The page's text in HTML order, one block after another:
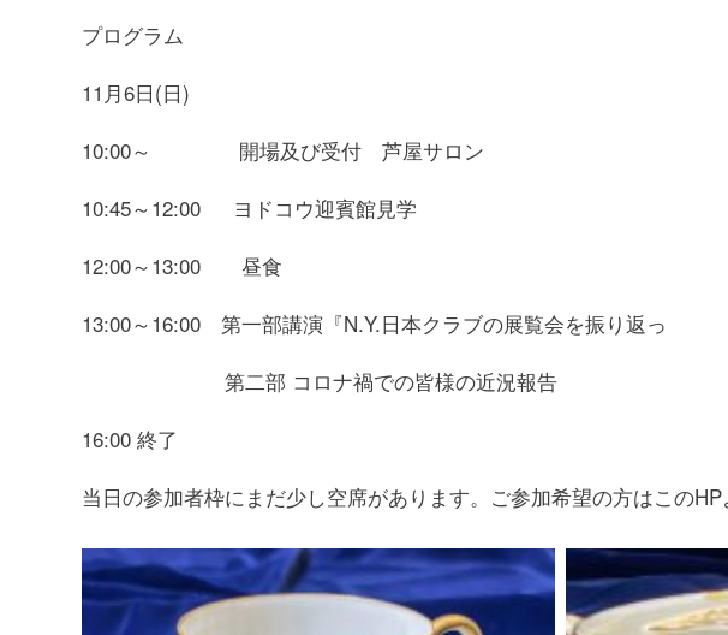
プログラム
11月6日(日)
10:00～ 開場及び受付 芦屋サロン
10:45～12:00 ヨドコウ迎賓館見学
12:00～13:00 昼食
13:00～16:00 第一部講演『N.Y.日本クラブの展覧会を振り返っ
第二部 コロナ禍での皆様の近況報告
16:00 終了
当日の参加者枠にまだ少し空席があります。ご参加希望の方はこの